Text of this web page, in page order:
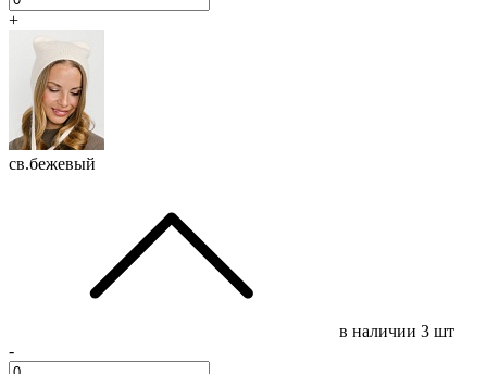
+
св.бежевый
в наличии 3 шт
-